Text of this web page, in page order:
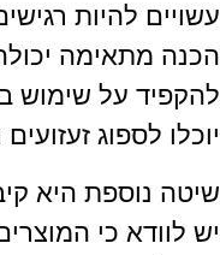
עשויים להיות
הכנה מתאימה
להקפיד על שימוש
יוכלו לספוג
שיטה נוספת היא
יש לוודא כי